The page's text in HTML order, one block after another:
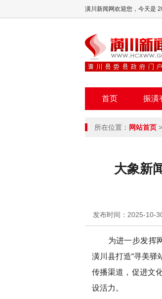
潢川新闻网欢迎您， 今天是
首页 振潢
所在位置： 网站首页 >
大象新
发布时间：2025-10-
为进一步发挥网
潢川县打造“寻美驿
传播渠道，促进文
设活力。